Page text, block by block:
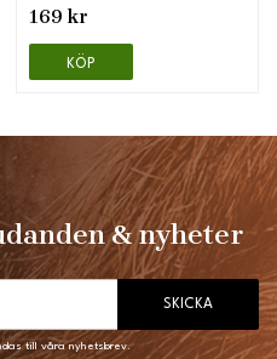
169 kr
KÖP
& nyheter
SKICKA
till våra nyhetsbrev.